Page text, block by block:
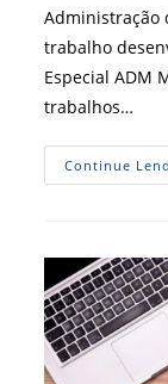
Administração
trabalho
Especial ADM
trabalhos…
Continue